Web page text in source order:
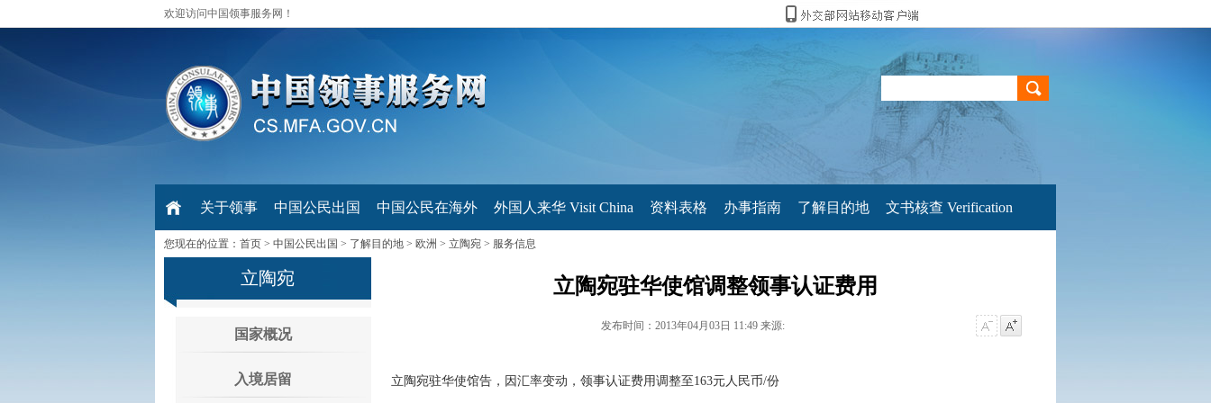
欢迎访问中国领事服务网！
关于领事 中国公民出国 中国公民在海外 外国人来华 Visit China 资料表格 办事指南 了解目的地 文书核查 Verification
您现在的位置： 首页 > 中国公民出国 > 了解目的地 > 欧洲 > 立陶宛 > 服务信息
立陶宛
国家概况
入境居留
立陶宛驻华使馆调整领事认证费用
发布时间：2013年04月03日 11:49 来源:
立陶宛驻华使馆告，因汇率变动，领事认证费用调整至163元人民币/份